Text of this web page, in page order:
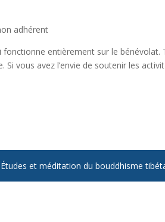
adhérent
entièrement sur le bénévolat.
vous avez l’envie de soutenir les
et méditation du bouddhisme